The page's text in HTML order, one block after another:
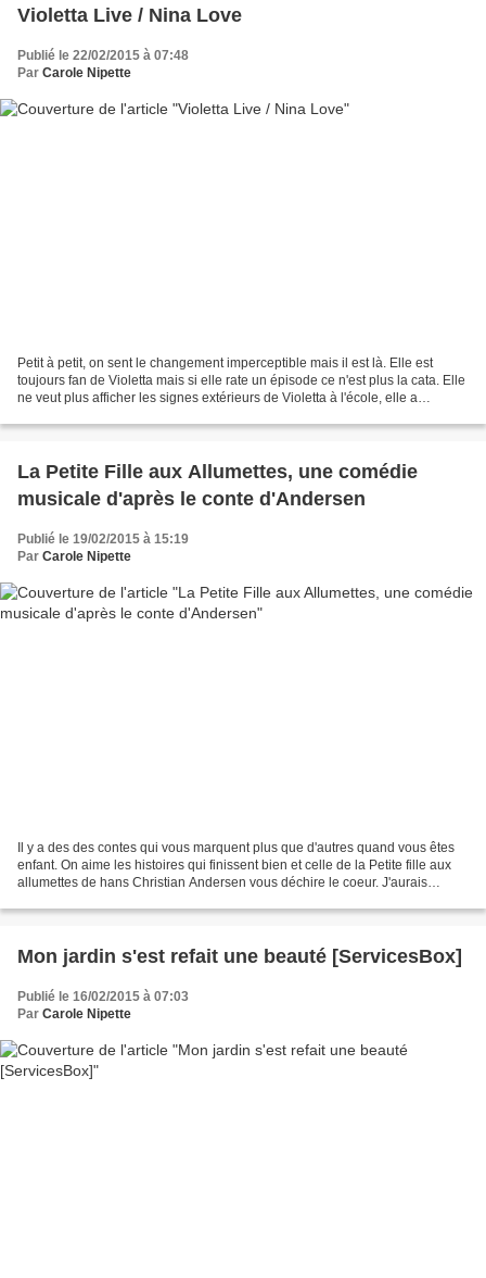
Violetta Live / Nina Love
Publié le 22/02/2015 à 07:48
Par Carole Nipette
Petit à petit, on sent le changement imperceptible mais il est là. Elle est
toujours fan de Violetta mais si elle rate un épisode ce n'est plus la cata. Elle
ne veut plus afficher les signes extérieurs de Violetta à l'école, elle a
La Petite Fille aux Allumettes, une comédie
musicale d'après le conte d'Andersen
Publié le 19/02/2015 à 15:19
Par Carole Nipette
Il y a des des contes qui vous marquent plus que d'autres quand vous êtes
enfant. On aime les histoires qui finissent bien et celle de la Petite fille aux
allumettes de hans Christian Andersen vous déchire le coeur. J'aurais
Mon jardin s'est refait une beauté [ServicesBox]
Publié le 16/02/2015 à 07:03
Par Carole Nipette